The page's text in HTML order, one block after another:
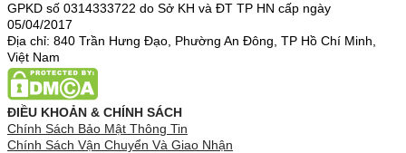
GPKD số 0314333722 do Sở KH và ĐT TP HN cấp ngày
05/04/2017
Địa chỉ: 840 Trần Hưng Đạo, Phường An Đông, TP Hồ Chí Minh,
Việt Nam
ĐIỀU KHOẢN & CHÍNH SÁCH
Chính Sách Bảo Mật Thông Tin
Chính Sách Vận Chuyển Và Giao Nhận